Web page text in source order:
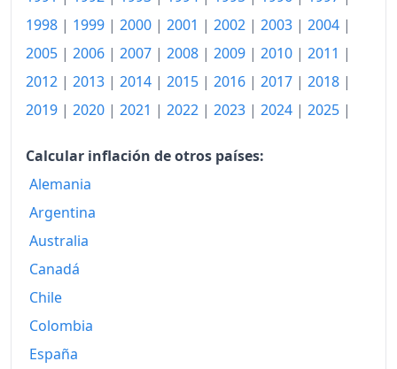
1998 | 1999 | 2000 | 2001 | 2002 | 2003 | 2004 |
2005 | 2006 | 2007 | 2008 | 2009 | 2010 | 2011 |
2012 | 2013 | 2014 | 2015 | 2016 | 2017 | 2018 |
2019 | 2020 | 2021 | 2022 | 2023 | 2024 | 2025 |
Calcular inflación de otros países:
Alemania
Argentina
Australia
Canadá
Chile
Colombia
España